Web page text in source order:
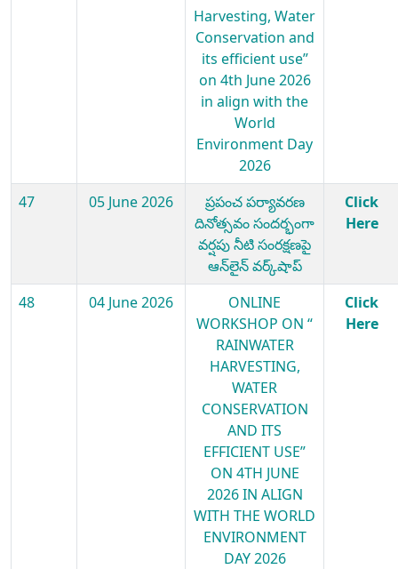
Harvesting, Water
Conservation and
its efficient use”
on 4th June 2026
in align with the
World
Environment Day
2026
47 05 June 2026
ప్రపంచ పర్యావరణ
దినోత్సవం సందర్భంగా
వర్షపు నీటి సంరక్షణపై
ఆన్‌లైన్ వర్క్‌షాప్
Click
Here
48 04 June 2026
ONLINE
WORKSHOP ON “
RAINWATER
HARVESTING,
WATER
CONSERVATION
AND ITS
EFFICIENT USE”
ON 4TH JUNE
2026 IN ALIGN
WITH THE WORLD
ENVIRONMENT
DAY 2026
Click
Here